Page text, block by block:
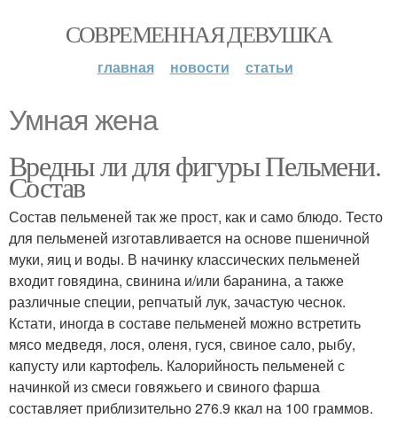
СОВРЕМЕННАЯ ДЕВУШКА
главная новости статьи
Умная жена
Вредны ли для фигуры Пельмени.
Состав
Состав пельменей так же прост, как и само блюдо. Тесто
для пельменей изготавливается на основе пшеничной
муки, яиц и воды. В начинку классических пельменей
входит говядина, свинина и/или баранина, а также
различные специи, репчатый лук, зачастую чеснок.
Кстати, иногда в составе пельменей можно встретить
мясо медведя, лося, оленя, гуся, свиное сало, рыбу,
капусту или картофель. Калорийность пельменей с
начинкой из смеси говяжьего и свиного фарша
составляет приблизительно 276.9 ккал на 100 граммов.